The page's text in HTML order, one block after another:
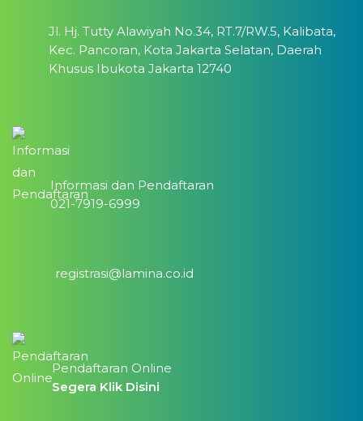
Jl. Hj. Tutty Alawiyah No.34, RT.7/RW.5, Kalibata,
Kec. Pancoran, Kota Jakarta Selatan, Daerah
Khusus Ibukota Jakarta 12740
Informasi dan Pendaftaran
021-7919-6999
registrasi@lamina.co.id
Pendaftaran Online
Segera Klik Disini